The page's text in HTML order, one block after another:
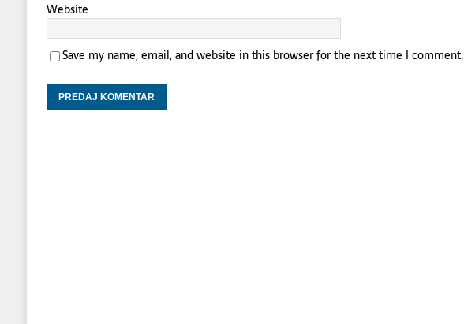
Website
Save my name, email, and website in this browser for the next time I comment.